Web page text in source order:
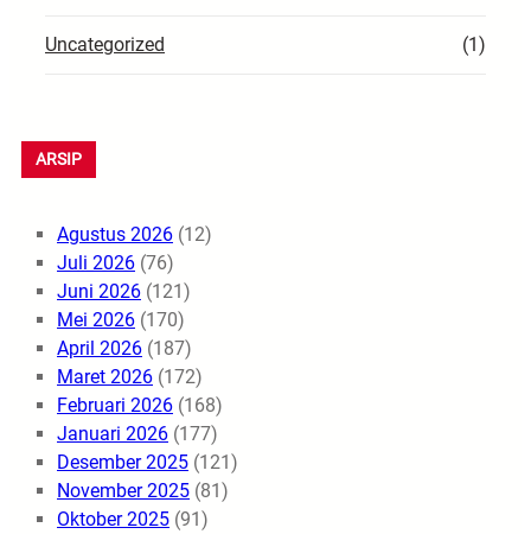
Uncategorized (1)
ARSIP
Agustus 2026 (12)
Juli 2026 (76)
Juni 2026 (121)
Mei 2026 (170)
April 2026 (187)
Maret 2026 (172)
Februari 2026 (168)
Januari 2026 (177)
Desember 2025 (121)
November 2025 (81)
Oktober 2025 (91)